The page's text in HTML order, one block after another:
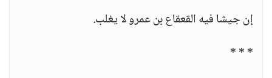
إن جيشا فيه القعقاع بن عمرو لا يغلب.
* * *